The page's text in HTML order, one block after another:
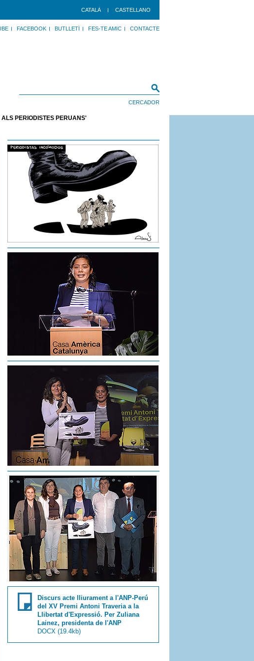
CATALÀ CASTELLANO
FACEBOOK BUTLLETÍ FES-TE AMIC CONTACTE
PERIODISTES PERUANS'
Discurs acte lliurament a l'ANP-Perú
del XV Premi Antoni Traveria a la
Llibertat d'Expressió. Per Zuliana
Lainez, presidenta de l'ANP
DOCX (19.4kb)